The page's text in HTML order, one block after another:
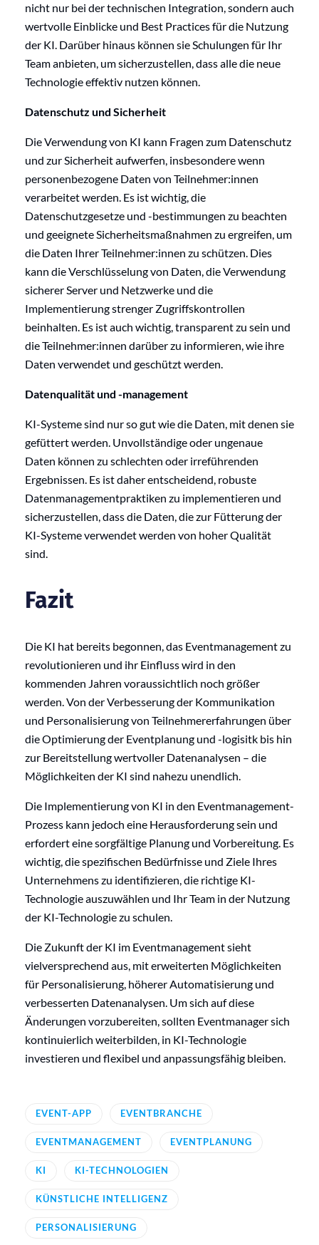
nicht nur bei der technischen Integration, sondern auch
wertvolle Einblicke und Best Practices für die Nutzung
der KI. Darüber hinaus können sie Schulungen für Ihr
Team anbieten, um sicherzustellen, dass alle die neue
Technologie effektiv nutzen können.
Datenschutz und Sicherheit
Die Verwendung von KI kann Fragen zum Datenschutz
und zur Sicherheit aufwerfen, insbesondere wenn
personenbezogene Daten von Teilnehmer:innen
verarbeitet werden. Es ist wichtig, die
Datenschutzgesetze und -bestimmungen zu beachten
und geeignete Sicherheitsmaßnahmen zu ergreifen, um
die Daten Ihrer Teilnehmer:innen zu schützen. Dies
kann die Verschlüsselung von Daten, die Verwendung
sicherer Server und Netzwerke und die
Implementierung strenger Zugriffskontrollen
beinhalten. Es ist auch wichtig, transparent zu sein und
die Teilnehmer:innen darüber zu informieren, wie ihre
Daten verwendet und geschützt werden.
Datenqualität und -management
KI-Systeme sind nur so gut wie die Daten, mit denen sie
gefüttert werden. Unvollständige oder ungenaue
Daten können zu schlechten oder irreführenden
Ergebnissen. Es ist daher entscheidend, robuste
Datenmanagementpraktiken zu implementieren und
sicherzustellen, dass die Daten, die zur Fütterung der
KI-Systeme verwendet werden von hoher Qualität
sind.
Fazit
Die KI hat bereits begonnen, das Eventmanagement zu
revolutionieren und ihr Einfluss wird in den
kommenden Jahren voraussichtlich noch größer
werden. Von der Verbesserung der Kommunikation
und Personalisierung von Teilnehmererfahrungen über
die Optimierung der Eventplanung und -logisitk bis hin
zur Bereitstellung wertvoller Datenanalysen – die
Möglichkeiten der KI sind nahezu unendlich.
Die Implementierung von KI in den Eventmanagement-
Prozess kann jedoch eine Herausforderung sein und
erfordert eine sorgfältige Planung und Vorbereitung. Es
wichtig, die spezifischen Bedürfnisse und Ziele Ihres
Unternehmens zu identifizieren, die richtige KI-
Technologie auszuwählen und Ihr Team in der Nutzung
der KI-Technologie zu schulen.
Die Zukunft der KI im Eventmanagement sieht
vielversprechend aus, mit erweiterten Möglichkeiten
für Personalisierung, höherer Automatisierung und
verbesserten Datenanalysen. Um sich auf diese
Änderungen vorzubereiten, sollten Eventmanager sich
kontinuierlich weiterbilden, in KI-Technologie
investieren und flexibel und anpassungsfähig bleiben.
EVENT-APP EVENTBRANCHE
EVENTMANAGEMENT EVENTPLANUNG
KI KI-TECHNOLOGIEN
KÜNSTLICHE INTELLIGENZ
PERSONALISIERUNG